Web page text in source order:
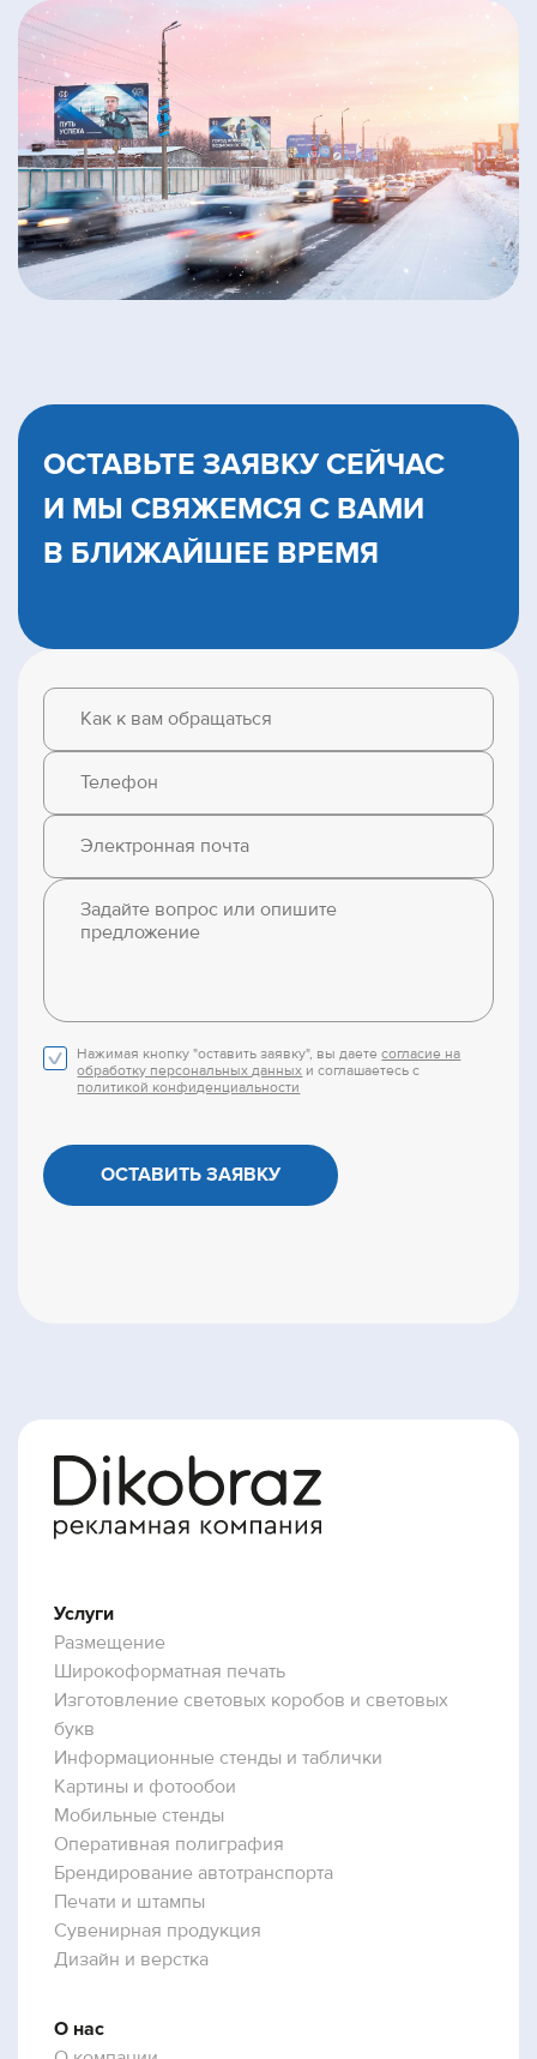
ОСТАВЬТЕ ЗАЯВКУ СЕЙЧАС
И МЫ CВЯЖЕМСЯ С ВАМИ
В БЛИЖАЙШЕЕ ВРЕМЯ
Нажимая кнопку "оставить заявку", вы даетесогласие на
обработку персональных данных и соглашаетесь с
политикой конфиденциальности
ОСТАВИТЬ ЗАЯВКУ
Услуги
Размещение
Широкоформатная печать
Изготовление световых коробов и световых
букв
Информационные стенды и таблички
Картины и фотообои
Мобильные стенды
Оперативная полиграфия
Брендирование автотранспорта
Печати и штампы
Сувенирная продукция
Дизайн и верстка
О нас